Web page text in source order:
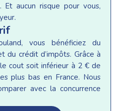
Et aucun risque pour vous,
vous bénéficiez du
du crédit d’impôts. Grâce à
cout soit inférieur à 2 € de
plus bas en France. Nous
avec la concurrence